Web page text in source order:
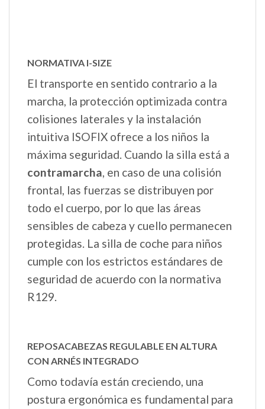
NORMATIVA I-SIZE
El transporte en sentido contrario a la
marcha, la protección optimizada contra
colisiones laterales y la instalación
intuitiva ISOFIX ofrece a los niños la
máxima seguridad. Cuando la silla está a
contramarcha, en caso de una colisión
frontal, las fuerzas se distribuyen por
todo el cuerpo, por lo que las áreas
sensibles de cabeza y cuello permanecen
protegidas. La silla de coche para niños
cumple con los estrictos estándares de
seguridad de acuerdo con la normativa
R129.
REPOSACABEZAS REGULABLE EN ALTURA
CON ARNÉS INTEGRADO
Como todavía están creciendo, una
postura ergonómica es fundamental para